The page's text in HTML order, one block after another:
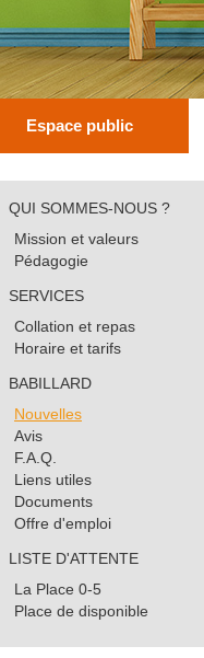
Espace public
QUI SOMMES-NOUS ?
Mission et valeurs
Pédagogie
SERVICES
Collation et repas
Horaire et tarifs
BABILLARD
Nouvelles
Avis
F.A.Q.
Liens utiles
Documents
Offre d'emploi
LISTE D'ATTENTE
La Place 0-5
Place de disponible